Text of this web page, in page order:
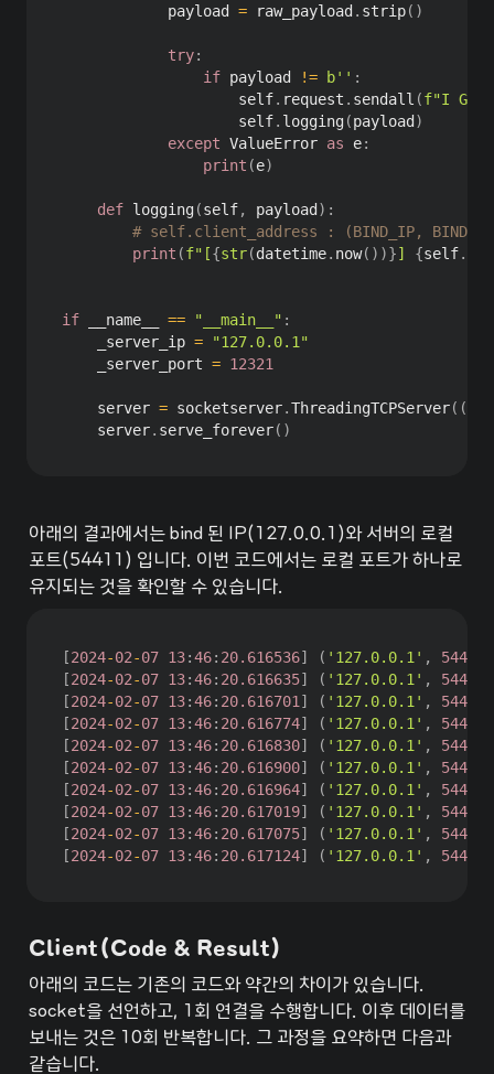
            payload
= raw_payload . strip( )
try:
if payload != b'' :
                    self
. request . sendall (f"I GOT
                    self
. logging(payload )
except ValueError as e:
print (e)
def logging(self, payload ) :
# self.client_address : (BIND_IP,
print (f"[{str(datetime. now( ) )}] {self.
if __name__ == "__main__" :
    _server_ip
=
"127.0.0.1"
    _server_port
= 12321
    server
= socketserver.ThreadingTCPServer( (
    server
. serve_forever( )
아래의 결과에서는 bind 된 IP(127.0.0.1)와 서버의 로컬
포트(54411) 입니다. 이번 코드에서는 로컬 포트가 하나로
유지되는 것을 확인할 수 있습니다.
[2024-02-07 13:46: 20.616536] ( '127.0.0.1' , 54411
[2024-02-07 13:46: 20.616635] ( '127.0.0.1' , 54411
[2024-02-07 13:46: 20.616701 ] ( '127.0.0.1' , 54411
[2024-02-07 13:46: 20.616774] ( '127.0.0.1' , 54411
[2024-02-07 13:46: 20.616830] ( '127.0.0.1' , 54411
[2024-02-07 13:46: 20.616900] ( '127.0.0.1' , 54411
[2024-02-07 13:46: 20.616964] ( '127.0.0.1' , 54411
[2024-02-07 13:46: 20.617019] ( '127.0.0.1' , 54411
[2024-02-07 13:46: 20.617075] ( '127.0.0.1' , 54411
[2024-02-07 13:46: 20.617124] ( '127.0.0.1' , 54411
Client(Code & Result)
아래의 코드는 기존의 코드와 약간의 차이가 있습니다.
socket을 선언하고, 1회 연결을 수행합니다. 이후 데이터를
보내는 것은 10회 반복합니다. 그 과정을 요약하면 다음과
같습니다.